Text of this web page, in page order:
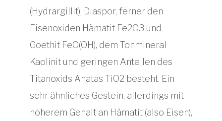
(Hydrargillit), Diaspor, ferner den
Eisenoxiden Hämatit Fe2O3 und
Goethit FeO(OH), dem Tonmineral
Kaolinit und geringen Anteilen des
Titanoxids Anatas TiO2 besteht. Ein
sehr ähnliches Gestein, allerdings mit
höherem Gehalt an Hämatit (also Eisen),